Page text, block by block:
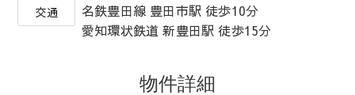
交通
名鉄豊田線 豊田市駅 徒歩10分
愛知環状鉄道 新豊田駅 徒歩15分
物件詳細